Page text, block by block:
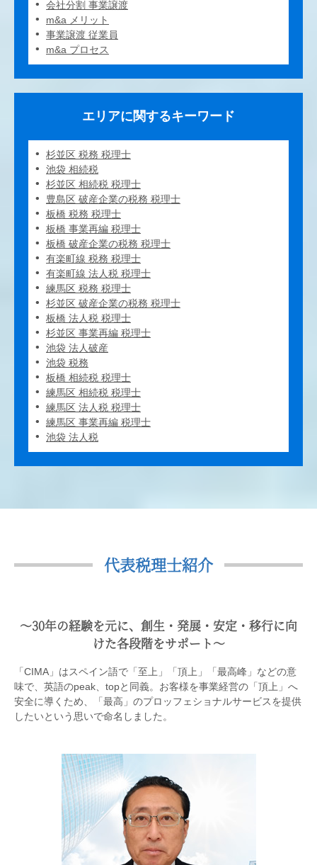
会社分割 事業譲渡
m&a メリット
事業譲渡 従業員
m&a プロセス
エリアに関するキーワード
杉並区 税務 税理士
池袋 相続税
杉並区 相続税 税理士
豊島区 破産企業の税務 税理士
板橋 税務 税理士
板橋 事業再編 税理士
板橋 破産企業の税務 税理士
有楽町線 税務 税理士
有楽町線 法人税 税理士
練馬区 税務 税理士
杉並区 破産企業の税務 税理士
板橋 法人税 税理士
杉並区 事業再編 税理士
池袋 法人破産
池袋 税務
板橋 相続税 税理士
練馬区 相続税 税理士
練馬区 法人税 税理士
練馬区 事業再編 税理士
池袋 法人税
代表税理士紹介
〜30年の経験を元に、創生・発展・安定・移行に向
けた各段階をサポート〜
「CIMA」はスペイン語で「至上」「頂上」「最高峰」などの意
味で、英語のpeak、topと同義。お客様を事業経営の「頂上」へ
安全に導くため、「最高」のプロッフェショナルサービスを提供
したいという思いで命名しました。